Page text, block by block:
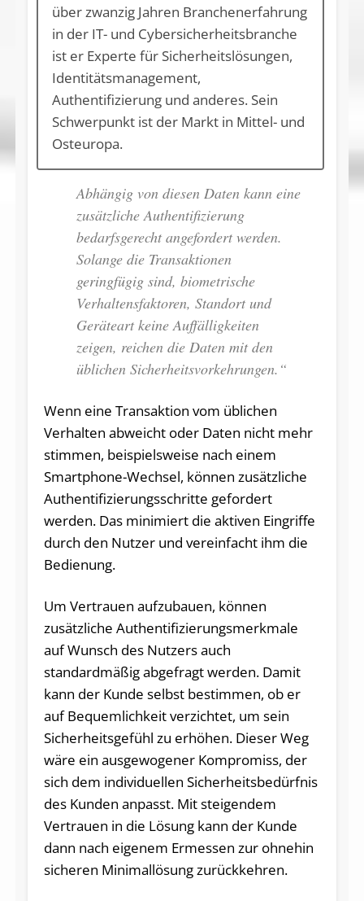
über zwanzig Jahren Branchenerfahrung
in der IT- und Cybersicherheitsbranche
ist er Experte für Sicherheitslösungen,
Identitätsmanagement,
Authentifizierung und anderes. Sein
Schwerpunkt ist der Markt in Mittel- und
Osteuropa.
Abhängig von diesen Daten kann eine
zusätzliche Authentifizierung
bedarfsgerecht angefordert werden.
Solange die Trans­ak­tionen
geringfügig sind, biometrische
Verhaltensfaktoren, Standort und
Geräteart keine Auffälligkeiten
zeigen, reichen die Daten mit den
üblichen Sicherheitsvorkehrungen.“
Wenn eine Transaktion vom üblichen
Verhalten abweicht oder Daten nicht mehr
stimmen, beispielsweise nach einem
Smartphone-Wechsel, können zusätzliche
Authentifizierungsschritte gefordert
werden. Das minimiert die aktiven Eingriffe
durch den Nutzer und vereinfacht ihm die
Bedienung.
Um Vertrauen aufzubauen, können
zusätzliche Authentifizierungsmerkmale
auf Wunsch des Nutzers auch
standardmäßig abgefragt werden. Damit
kann der Kunde selbst bestimmen, ob er
auf Bequemlichkeit verzichtet, um sein
Sicherheitsgefühl zu erhöhen. Dieser Weg
wäre ein ausgewogener Kompromiss, der
sich dem individuellen Sicherheitsbedürfnis
des Kunden anpasst. Mit steigendem
Vertrauen in die Lösung kann der Kunde
dann nach eigenem Ermessen zur ohnehin
sicheren Minimallösung zurückkehren.